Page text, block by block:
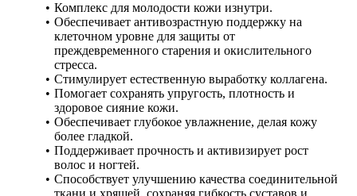
Комплекс для молодости кожи изнутри.
Обеспечивает антивозрастную поддержку на
клеточном уровне для защиты от
преждевременного старения и окислительного
стресса.
Стимулирует естественную выработку коллагена.
Помогает сохранять упругость, плотность и
здоровое сияние кожи.
Обеспечивает глубокое увлажнение, делая кожу
более гладкой.
Поддерживает прочность и активизирует рост
волос и ногтей.
Способствует улучшению качества соединительной